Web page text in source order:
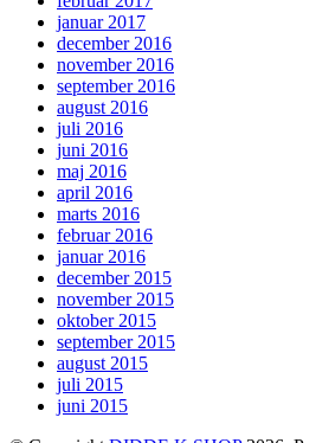
januar 2017
december 2016
november 2016
september 2016
august 2016
juli 2016
juni 2016
maj 2016
april 2016
marts 2016
februar 2016
januar 2016
december 2015
november 2015
oktober 2015
september 2015
august 2015
juli 2015
juni 2015